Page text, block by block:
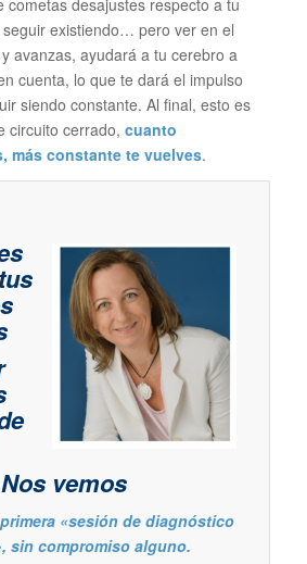
existiendo… pero ver en el
avanzas, ayudará a tu cerebro a
cuenta, lo que te dará el impulso
siendo constante. Al final, esto es
circuito cerrado, cuanto
más constante te vuelves.
Nos vemos
«sesión de diagnóstico
sin compromiso alguno.